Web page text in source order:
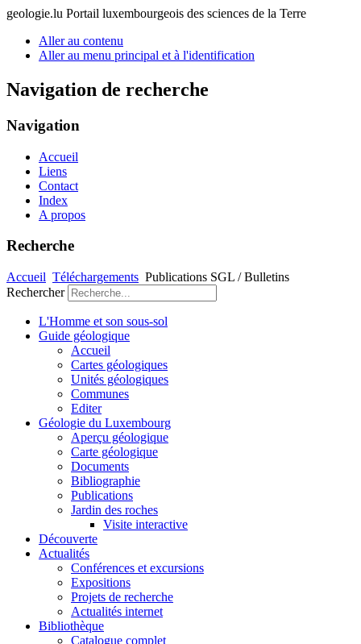
geologie.lu Portail luxembourgeois des sciences de la Terre
Aller au contenu
Aller au menu principal et à l'identification
Navigation de recherche
Navigation
Accueil
Liens
Contact
Index
A propos
Recherche
Accueil Téléchargements Publications SGL / Bulletins
Rechercher
L'Homme et son sous-sol
Guide géologique
Accueil
Cartes géologiques
Unités géologiques
Communes
Editer
Géologie du Luxembourg
Aperçu géologique
Carte géologique
Documents
Bibliographie
Publications
Jardin des roches
Visite interactive
Découverte
Actualités
Conférences et excursions
Expositions
Projets de recherche
Actualités internet
Bibliothèque
Catalogue complet